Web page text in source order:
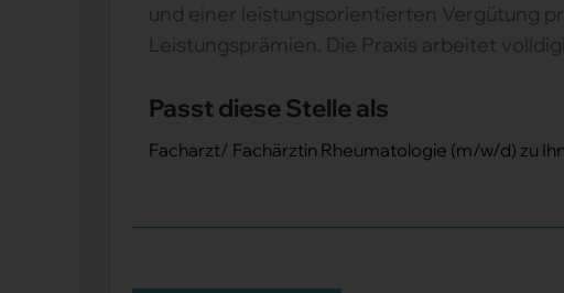
und einer leistungsorientierten Vergütung
Leistungsprämien. Die Praxis arbeitet
Passt diese Stelle als
Facharzt/ Fachärztin Rheumatologie (m/w/d) zu